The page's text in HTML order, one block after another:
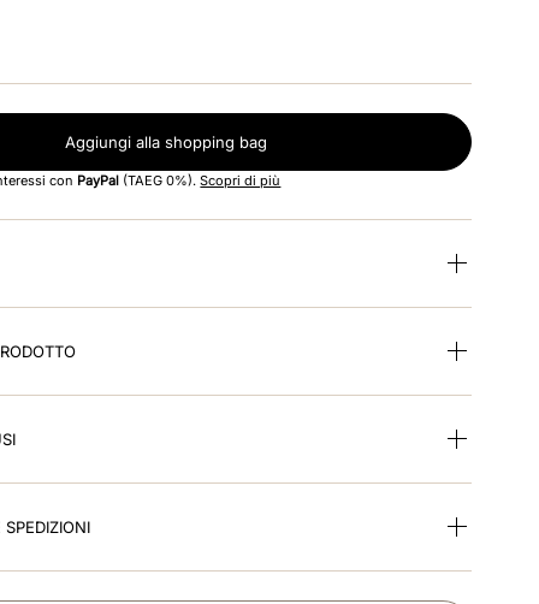
Aggiungi alla shopping bag
con PayPal (TAEG 0%).Scopri di più
SPEDIZIONI